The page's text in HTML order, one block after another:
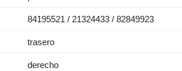
84195521 / 21324433 / 82849923
trasero
derecho